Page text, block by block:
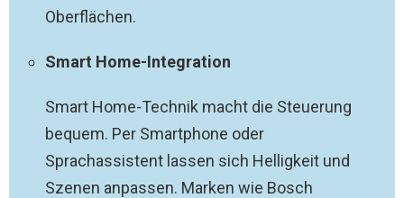
Oberflächen.
Smart Home-Integration
Smart Home-Technik macht die Steuerung
bequem. Per Smartphone oder
Sprachassistent lassen sich Helligkeit und
Szenen anpassen. Marken wie Bosch